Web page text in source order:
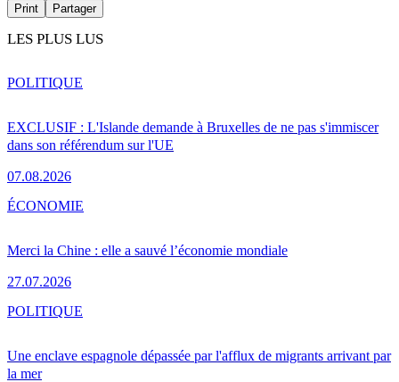
Print Partager
LES PLUS LUS
EXCLUSIF : L'Islande demande à Bruxelles de ne pas s'immiscer
dans son référendum sur l'UE
07.08.2026
POLITIQUE
Merci la Chine : elle a sauvé l’économie mondiale
27.07.2026
ÉCONOMIE
Une enclave espagnole dépassée par l'afflux de migrants arrivant par
la mer
POLITIQUE